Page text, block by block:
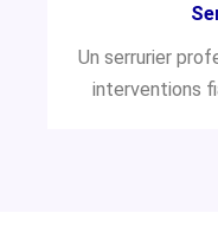
Un serrurier
interventions